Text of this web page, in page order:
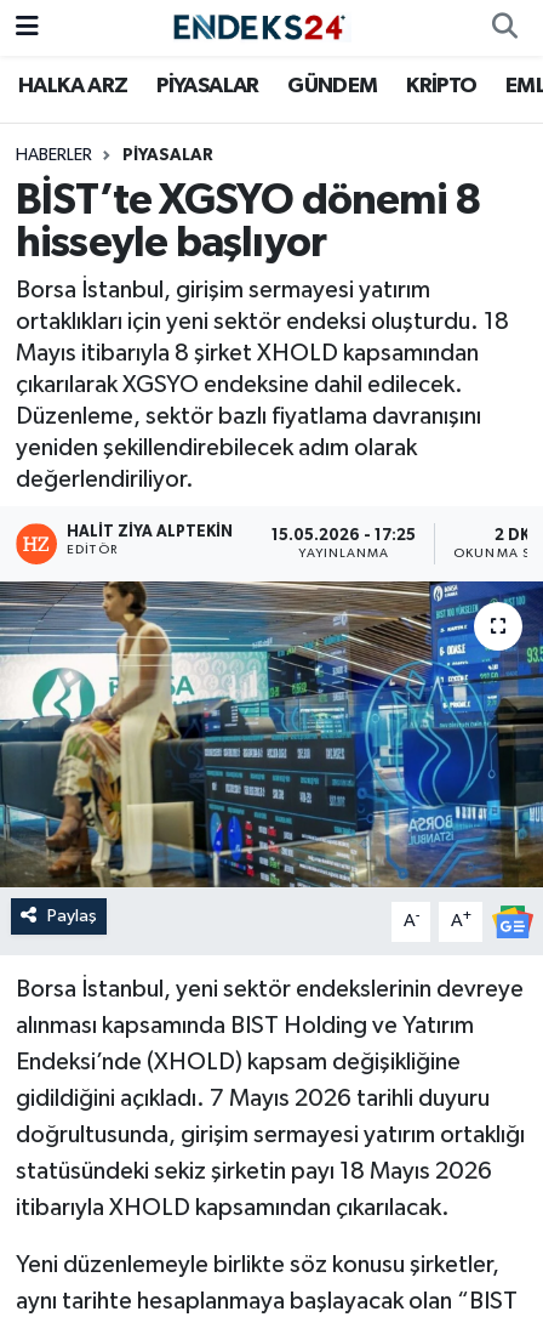
HALKA ARZ PİYASALAR GÜNDEM KRİPTO
HABERLER PİYASALAR
BİST’te XGSYO dönemi 8
hisseyle başlıyor
Borsa İstanbul, girişim sermayesi yatırım
ortaklıkları için yeni sektör endeksi oluşturdu. 18
Mayıs itibarıyla 8 şirket XHOLD kapsamından
çıkarılarak XGSYO endeksine dahil edilecek.
Düzenleme, sektör bazlı fiyatlama davranışını
yeniden şekillendirebilecek adım olarak
değerlendiriliyor.
HALIT ZIYA ALPTEKIN
EDITÖR
15.05.2026 - 17:25
YAYINLANMA
2 DK
OKUNMA
Paylaş A- A+
Borsa İstanbul, yeni sektör endekslerinin devreye
alınması kapsamında BIST Holding ve Yatırım
Endeksi’nde (XHOLD) kapsam değişikliğine
gidildiğini açıkladı. 7 Mayıs 2026 tarihli duyuru
doğrultusunda, girişim sermayesi yatırım ortaklığı
statüsündeki sekiz şirketin payı 18 Mayıs 2026
itibarıyla XHOLD kapsamından çıkarılacak.
Yeni düzenlemeyle birlikte söz konusu şirketler,
aynı tarihte hesaplanmaya başlayacak olan “BIST
EMLAK
ENERJİ
GÜNDEM
HALKA ARZ
KRİPTO
PİYASALAR
SAVUNMA
Nöbetçi Eczaneler
Hava Durumu
Trafik Durumu
Süper Lig Puan Durumu ve Fikstür
Tüm Manşetler
Haber Arşivi